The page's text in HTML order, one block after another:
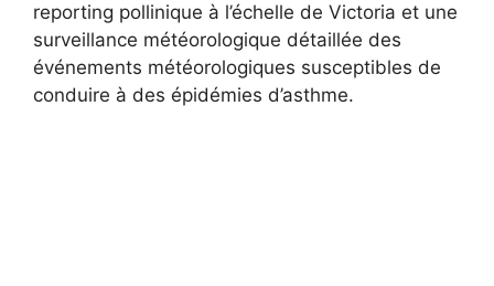
reporting pollinique à l’échelle de Victoria et une
surveillance météorologique détaillée des
événements météorologiques susceptibles de
conduire à des épidémies d’asthme.